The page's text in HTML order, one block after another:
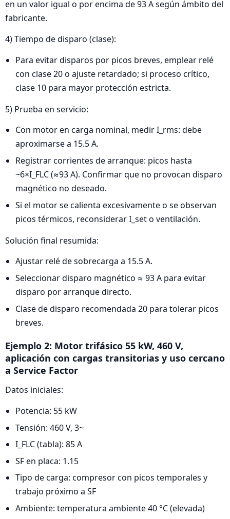
en un valor igual o por encima de 93 A según ámbito del
fabricante.
4) Tiempo de disparo (clase):
Para evitar disparos por picos breves, emplear relé
con clase 20 o ajuste retardado; si proceso crítico,
clase 10 para mayor protección estricta.
5) Prueba en servicio:
Con motor en carga nominal, medir I_rms: debe
aproximarse a 15.5 A.
Registrar corrientes de arranque: picos hasta
~6×I_FLC (≈93 A). Confirmar que no provocan disparo
magnético no deseado.
Si el motor se calienta excesivamente o se observan
picos térmicos, reconsiderar I_set o ventilación.
Solución final resumida:
Ajustar relé de sobrecarga a 15.5 A.
Seleccionar disparo magnético ≈ 93 A para evitar
disparo por arranque directo.
Clase de disparo recomendada 20 para tolerar picos
breves.
Ejemplo 2: Motor trifásico 55 kW, 460 V,
aplicación con cargas transitorias y uso cercano
a Service Factor
Datos iniciales:
Potencia: 55 kW
Tensión: 460 V, 3~
I_FLC (tabla): 85 A
SF en placa: 1.15
Tipo de carga: compresor con picos temporales y
trabajo próximo a SF
Ambiente: temperatura ambiente 40 °C (elevada)